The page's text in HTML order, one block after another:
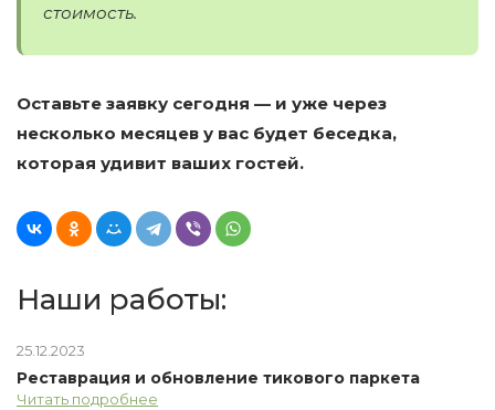
стоимость.
Оставьте заявку сегодня — и уже через
несколько месяцев у вас будет беседка,
которая удивит ваших гостей.
Наши работы:
25.12.2023
Реставрация и обновление тикового паркета
Читать подробнее